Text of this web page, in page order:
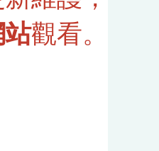
觀看。